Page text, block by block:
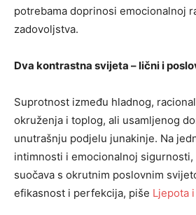
potrebama doprinosi emocionalnoj
zadovoljstva.
Dva kontrastna svijeta – lični i
Suprotnost između hladnog,
okruženja i toplog, ali usamljenog
unutrašnju podjelu junakinje. Na
intimnosti i emocionalnoj
suočava s okrutnim poslovnim
efikasnost i perfekcija, piše Ljepota